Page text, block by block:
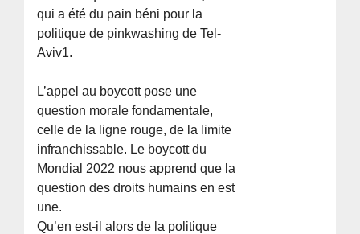
qui a été du pain béni pour la
politique de pinkwashing de Tel-
Aviv1.
L’appel au boycott pose une
question morale fondamentale,
celle de la ligne rouge, de la limite
infranchissable. Le boycott du
Mondial 2022 nous apprend que la
question des droits humains en est
une.
Qu’en est-il alors de la politique